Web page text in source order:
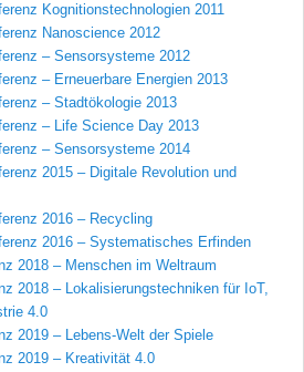
Kognitionstechnologien 2011
Nanoscience 2012
– Sensorsysteme 2012
– Erneuerbare Energien 2013
– Stadtökologie 2013
– Life Science Day 2013
– Sensorsysteme 2014
2015 – Digitale Revolution und
2016 – Recycling
2016 – Systematisches Erfinden
2018 – Menschen im Weltraum
2018 – Lokalisierungstechniken für IoT,
4.0
2019 – Lebens-Welt der Spiele
2019 – Kreativität 4.0